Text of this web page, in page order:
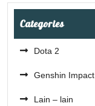
Categories
Dota 2
Genshin Impact
Lain – lain